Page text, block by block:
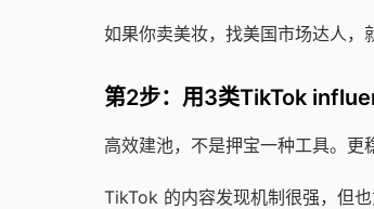
如果你卖美妆，找美国市场达人，
第2步：用3类TikTok
高效建池，不是押宝一种工具。更
TikTok 的内容发现机制很强，但